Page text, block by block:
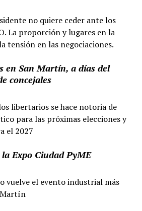
no quiere ceder ante los
La proporción y lugares en la
tensión en las negociaciones.
en San Martín, a días del
concejales
libertarios se hace notoria de
para las próximas elecciones y
el 2027
Expo Ciudad PyME
vuelve el evento industrial más